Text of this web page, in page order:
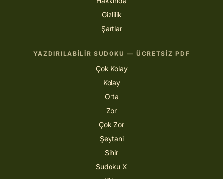
Gizlilik
Şartlar
YAZDIRILABILIR SUDOKU — ÜCRETSIZ PDF
Çok Kolay
Kolay
Orta
Zor
Çok Zor
Şeytani
Sihir
Sudoku X